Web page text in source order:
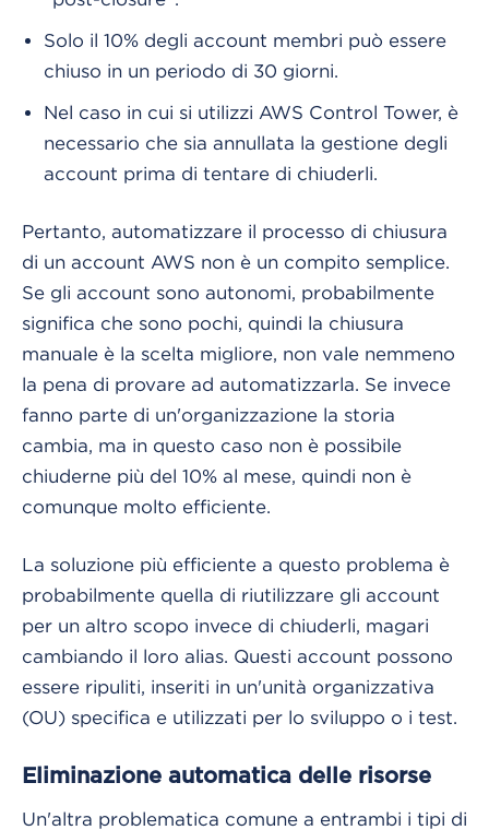
Solo il 10% degli account membri può essere
chiuso in un periodo di 30 giorni.
Nel caso in cui si utilizzi AWS Control Tower, è
necessario che sia annullata la gestione degli
account prima di tentare di chiuderli.
Pertanto, automatizzare il processo di chiusura
di un account AWS non è un compito semplice.
Se gli account sono autonomi, probabilmente
significa che sono pochi, quindi la chiusura
manuale è la scelta migliore, non vale nemmeno
la pena di provare ad automatizzarla. Se invece
fanno parte di un'organizzazione la storia
cambia, ma in questo caso non è possibile
chiuderne più del 10% al mese, quindi non è
comunque molto efficiente.
La soluzione più efficiente a questo problema è
probabilmente quella di riutilizzare gli account
per un altro scopo invece di chiuderli, magari
cambiando il loro alias. Questi account possono
essere ripuliti, inseriti in un'unità organizzativa
(OU) specifica e utilizzati per lo sviluppo o i test.
Eliminazione automatica delle risorse
Un'altra problematica comune a entrambi i tipi di